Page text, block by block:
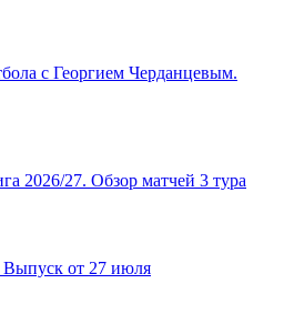
с Георгием Черданцевым.
2026/27. Обзор матчей 3 тура
от 27 июля